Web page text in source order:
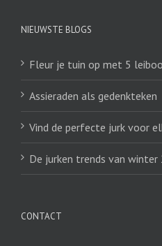
NIEUWSTE BLOGS
Fleur je tuin op met 5
Assieraden als gedenkteken
Vind de perfecte jurk voor
De jurken trends van
CONTACT